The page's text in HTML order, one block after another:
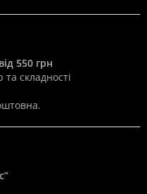
550 грн
складності